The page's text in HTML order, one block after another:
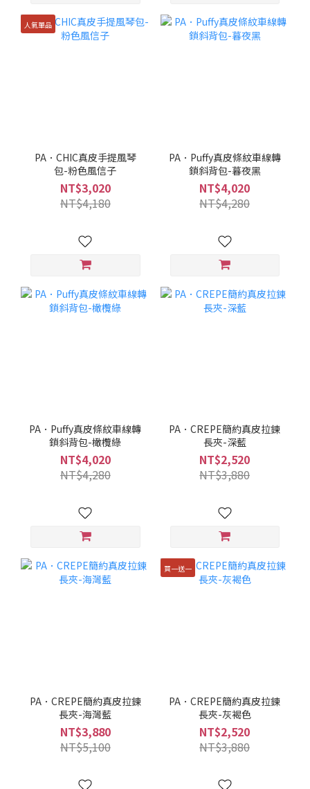
人氣單品
PA．CHIC真皮手提風琴
包-粉色風信子
NT$3,020
NT$4,180
PA．Puffy真皮條紋車線轉
鎖斜背包-暮夜黑
NT$4,020
NT$4,280
PA．Puffy真皮條紋車線轉
鎖斜背包-橄欖綠
NT$4,020
NT$4,280
PA．CREPE簡約真皮拉鍊
長夾-深藍
NT$2,520
NT$3,880
PA．CREPE簡約真皮拉鍊
長夾-海灣藍
NT$3,880
NT$5,100
買一送一
PA．CREPE簡約真皮拉鍊
長夾-灰褐色
NT$2,520
NT$3,880